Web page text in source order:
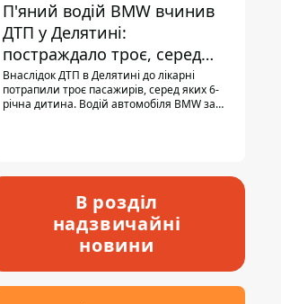
П'яний водій BMW вчинив
ДТП у Делятині:
постраждало троє, серед
них - дитина
Внаслідок ДТП в Делятині до лікарні
потрапили троє пасажирів, серед яких 6-
річна дитина. Водій автомобіля BMW за
В розділ
надзвичайні
новини